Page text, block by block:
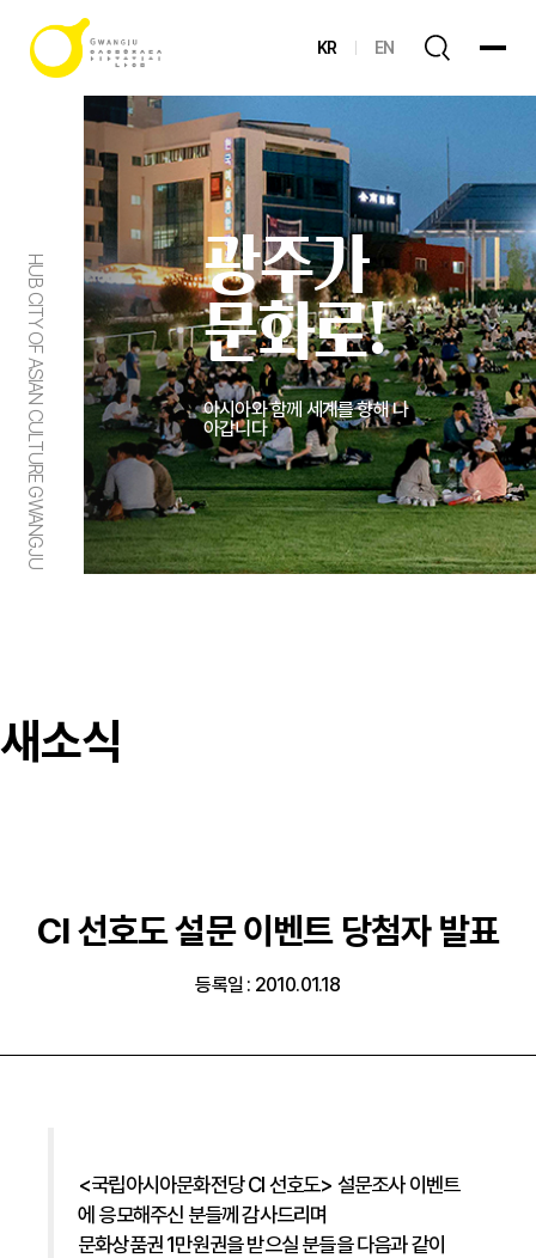
KR EN
HUB CITY OF ASIAN CULTURE GWANGJU
광주가
문화로!
아시아와 함께 세계를 향해 나
아갑니다
새소식
CI 선호도 설문 이벤트 당첨자 발표
등록일 : 2010.01.18
<국립아시아문화전당 CI 선호도> 설문조사 이벤트
에 응모해주신 분들께 감사드리며
문화상품권 1만원권을 받으실 분들을 다음과 같이